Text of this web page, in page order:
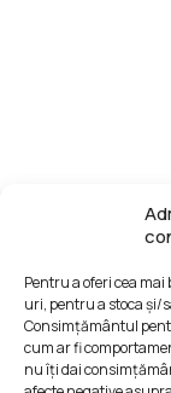
Pentru a oferi cea
uri, pentru a stoca și/
Consimțământul
cum ar fi
nu îți dai